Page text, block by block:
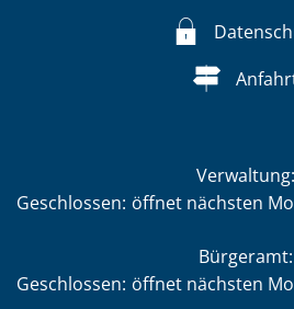
Verwaltung:
Klicken, um weitere Öffnungs-
Geschlossen: öffnet nächsten
Bürgeramt:
Klicken, um weitere Öffnungs-
Geschlossen: öffnet nächsten